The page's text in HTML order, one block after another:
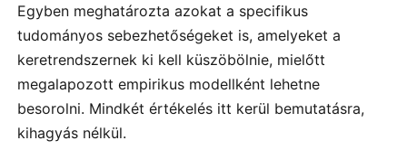
Egyben meghatározta azokat a specifikus
tudományos sebezhetőségeket is, amelyeket a
keretrendszernek ki kell küszöbölnie, mielőtt
megalapozott empirikus modellként lehetne
besorolni. Mindkét értékelés itt kerül bemutatásra,
kihagyás nélkül.